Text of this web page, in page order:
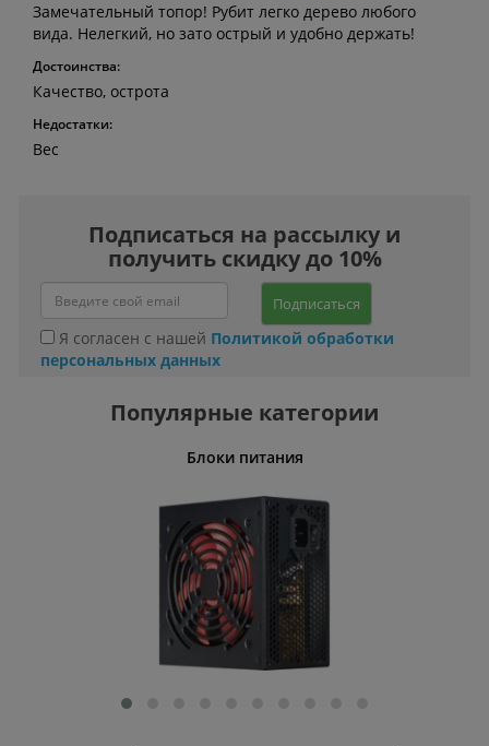
Замечательный топор! Рубит легко дерево любого
вида. Нелегкий, но зато острый и удобно держать!
Достоинства:
Качество, острота
Недостатки:
Вес
Подписаться на рассылку и
получить скидку до 10%
Подписаться
Я согласен с нашей Политикой обработки
персональных данных
Популярные категории
Блоки питания